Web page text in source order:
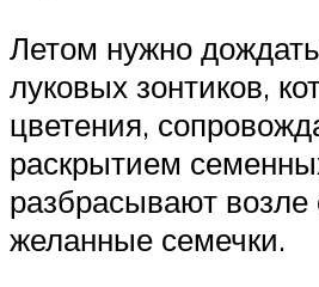
Летом нужно
луковых зонтиков,
цветения,
раскрытием
разбрасывают возле
желанные семечки.